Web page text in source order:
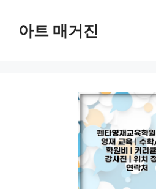
아트 매거진